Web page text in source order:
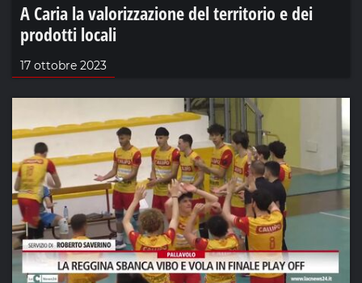
A Caria la valorizzazione del territorio e dei
prodotti locali
17 ottobre 2023